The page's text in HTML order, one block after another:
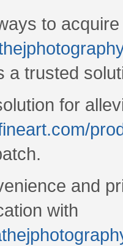
to
a trusted
for
and
with